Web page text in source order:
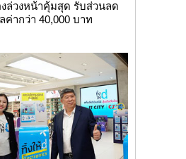
งล่วงหน้าคุ้มสุด รับส่วนลด
ากว่า 40,000 บาท